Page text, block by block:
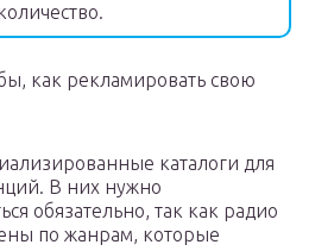
как рекламировать свою
каталоги для
В них нужно
обязательно, так как радио
по жанрам, которые